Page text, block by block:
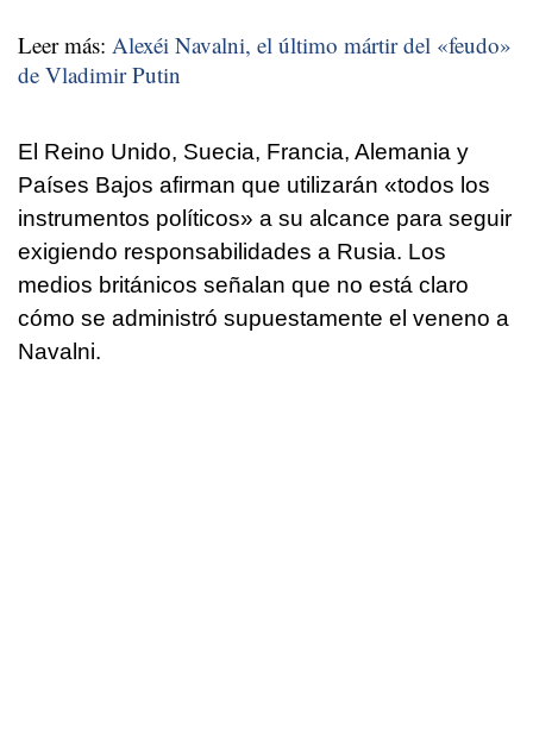
Leer más: Alexéi Navalni, el último mártir del «feudo»
de Vladimir Putin
El Reino Unido, Suecia, Francia, Alemania y
Países Bajos afirman que utilizarán «todos los
instrumentos políticos» a su alcance para seguir
exigiendo responsabilidades a Rusia. Los
medios británicos señalan que no está claro
cómo se administró supuestamente el veneno a
Navalni.